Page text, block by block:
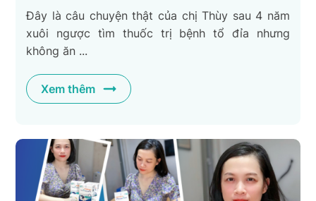
Đây là câu chuyện thật của chị Thùy sau 4 năm
xuôi ngược tìm thuốc trị bệnh tổ đỉa nhưng
không ăn ...
Xem thêm